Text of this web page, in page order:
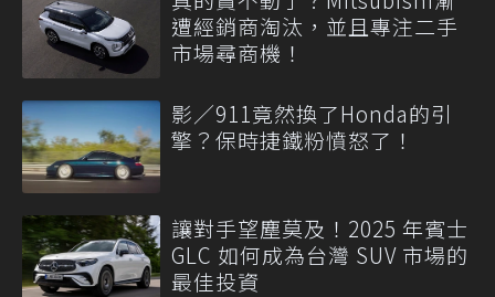
遭經銷商淘汰，並且專注二手
市場尋商機！
影／911竟然換了Honda的引
擎？保時捷鐵粉憤怒了！
讓對手望塵莫及！2025 年賓士
GLC 如何成為台灣 SUV 市場的
最佳投資